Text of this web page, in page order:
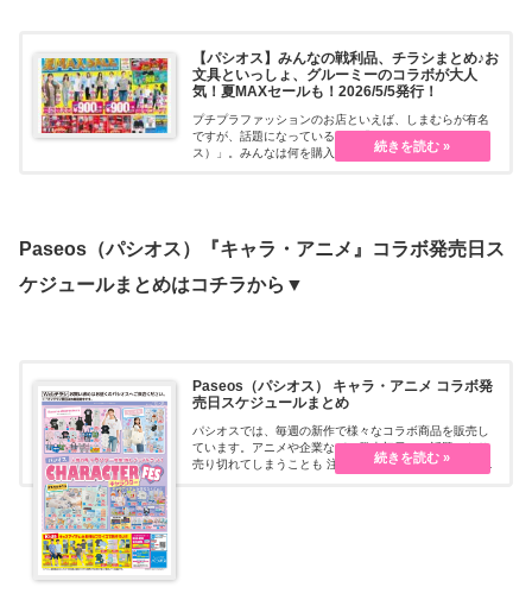
【パシオス】みんなの戦利品、チラシまとめ♪お
文具といっしょ、グルーミーのコラボが大人
気！夏MAXセールも！2026/5/5発行！
プチプラファッションのお店といえば、しまむらが有名
ですが、話題になっているのが「Paseos（パシオ
ス）」。みんなは何を購入しているのか、戦利品＆最新
Paseos（パシオス）『キャラ・アニメ』コラボ発売日ス
ケジュールまとめはコチラから▼
Paseos（パシオス） キャラ・アニメ コラボ発
売日スケジュールまとめ
パシオスでは、毎週の新作で様々なコラボ商品を販売し
ています。アニメや企業など、発売初日には話題になり
売り切れてしまうことも 注目のコラボアイテムの発売日